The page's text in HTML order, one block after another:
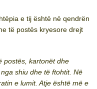
e tij është në qendrën
të postës kryesore drejt
postës, kartonët dhe
shiu dhe të ftohtit. Në
e lumit. Atje është më e